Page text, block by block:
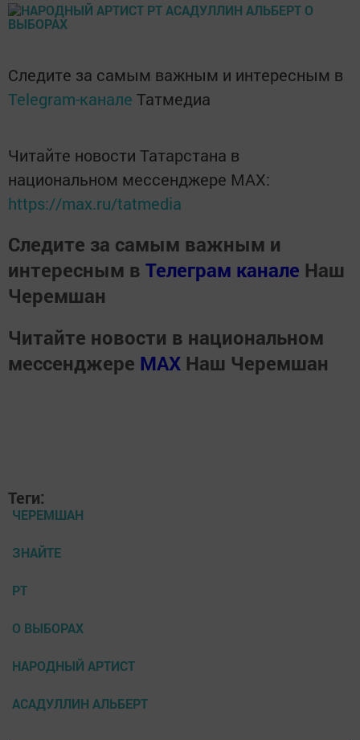
Следите за самым важным и интересным в
Telegram-канале Татмедиа
Читайте новости Татарстана в
национальном мессенджере MАХ:
https://max.ru/tatmedia
Следите за самым важным и
интересным в Телеграм канале Наш
Черемшан
Читайте новости в национальном
мессенджере MАХ Наш Черемшан
Теги:
ЧЕРЕМШАН
ЗНАЙТЕ
РТ
О ВЫБОРАХ
НАРОДНЫЙ АРТИСТ
АСАДУЛЛИН АЛЬБЕРТ